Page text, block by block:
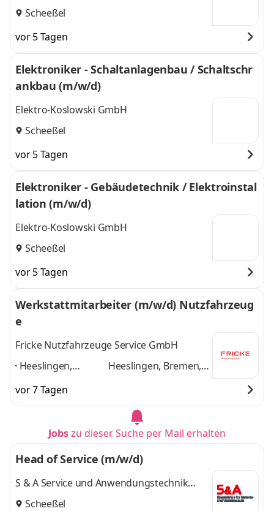
Scheeßel
vor 5 Tagen
Elektroniker - Schaltanlagenbau / Schaltschr
ankbau (m/w/d)
Elektro-Koslowski GmbH
Scheeßel
vor 5 Tagen
Elektroniker - Gebäudetechnik / Elektroinstal
lation (m/w/d)
Elektro-Koslowski GmbH
Scheeßel
vor 5 Tagen
Werkstattmitarbeiter (m/w/d) Nutzfahrzeug
e
Fricke Nutzfahrzeuge Service GmbH
Heeslingen,
Bremerhaven,
Handewitt bei
Fallingbostel,
Neumünster,
Heeslingen, Bremen,
Flensburg, Bad
Fallingbostel,
Neumünsterund 4
weitere
vor 7 Tagen
Jobszu dieser Suche per Mail erhalten
Head of Service (m/w/d)
S & A Service und Anwendungstechnik
GmbH
Scheeßel